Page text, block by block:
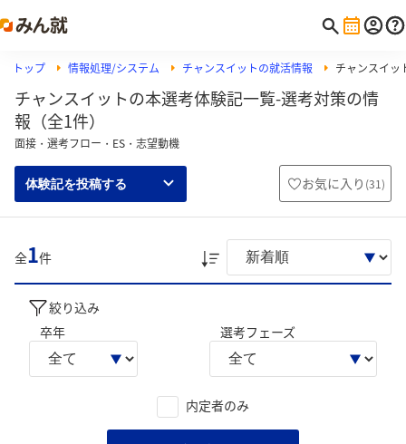
トップ 情報処理/システム チャンスイットの就活情報 チャンスイッ
チャンスイットの本選考体験記一覧-選考対策の情
報（全1件）
面接・選考フロー・ES・志望動機
体験記を投稿する お気に入り (31)
全1件
絞り込み
卒年
選考フェーズ
内定者のみ